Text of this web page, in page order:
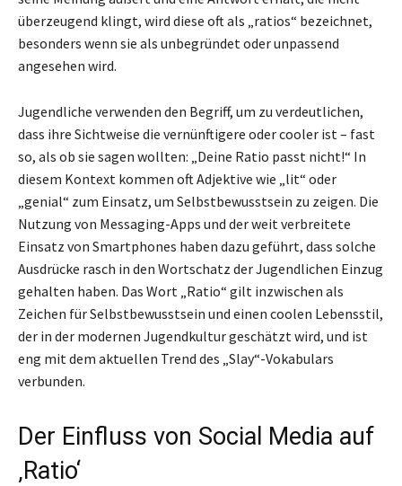
überzeugend klingt, wird diese oft als „ratios“ bezeichnet,
besonders wenn sie als unbegründet oder unpassend
angesehen wird.
Jugendliche verwenden den Begriff, um zu verdeutlichen,
dass ihre Sichtweise die vernünftigere oder cooler ist – fast
so, als ob sie sagen wollten: „Deine Ratio passt nicht!“ In
diesem Kontext kommen oft Adjektive wie „lit“ oder
„genial“ zum Einsatz, um Selbstbewusstsein zu zeigen. Die
Nutzung von Messaging-Apps und der weit verbreitete
Einsatz von Smartphones haben dazu geführt, dass solche
Ausdrücke rasch in den Wortschatz der Jugendlichen Einzug
gehalten haben. Das Wort „Ratio“ gilt inzwischen als
Zeichen für Selbstbewusstsein und einen coolen Lebensstil,
der in der modernen Jugendkultur geschätzt wird, und ist
eng mit dem aktuellen Trend des „Slay“-Vokabulars
verbunden.
Der Einfluss von Social Media auf
‚Ratio‘